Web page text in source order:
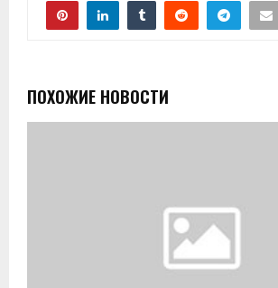
ПОХОЖИЕ НОВОСТИ